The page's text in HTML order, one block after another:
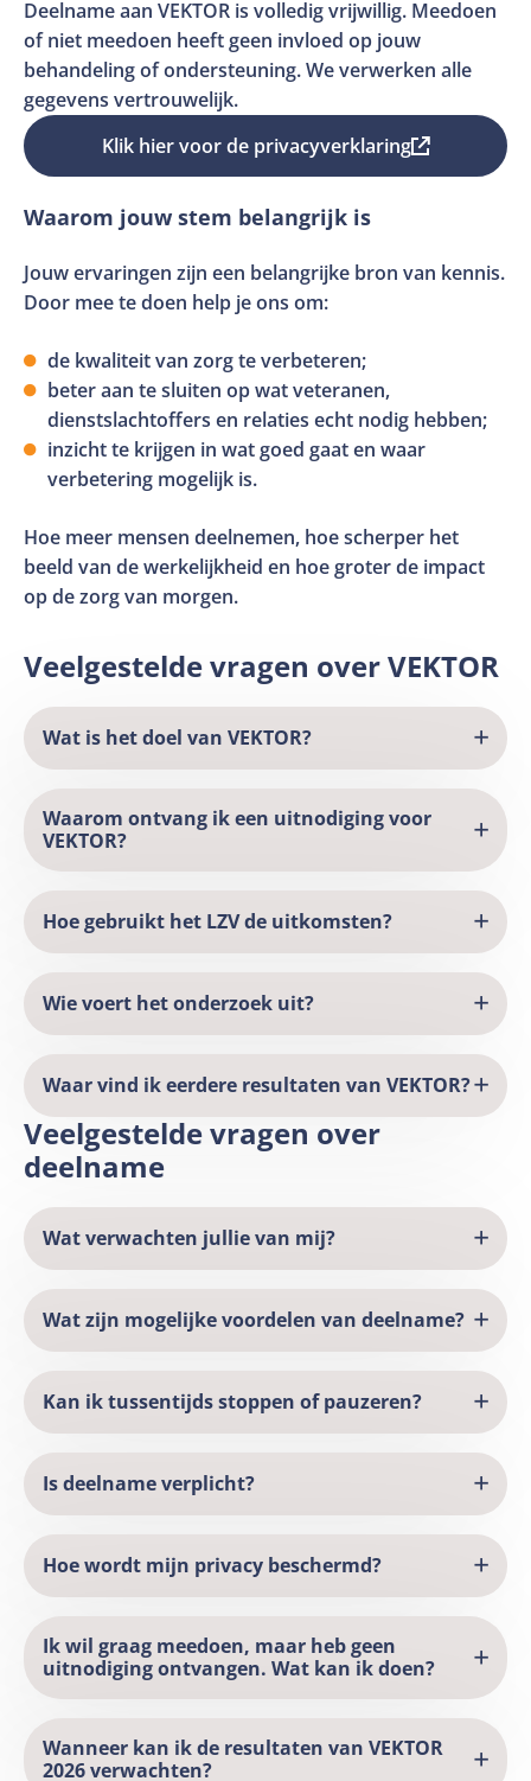
een
nieuw
Deelname aan VEKTOR is volledig vrijwillig. Meedoen
of niet meedoen heeft geen invloed op jouw
behandeling of ondersteuning. We verwerken alle
gegevens vertrouwelijk.
Klik hier voor de privacyverklaring
Deze
opent
in
een
tabblad
en
is
extern
Waarom jouw stem belangrijk is
Jouw ervaringen zijn een belangrijke bron van kennis.
Door mee te doen help je ons om:
de kwaliteit van zorg te verbeteren;
beter aan te sluiten op wat veteranen,
dienstslachtoffers en relaties echt nodig hebben;
inzicht te krijgen in wat goed gaat en waar
verbetering mogelijk is.
Hoe meer mensen deelnemen, hoe scherper het
beeld van de werkelijkheid en hoe groter de impact
op de zorg van morgen.
Veelgestelde vragen over VEKTOR
Wat is het doel van VEKTOR?
Waarom ontvang ik een uitnodiging voor
VEKTOR?
Hoe gebruikt het LZV de uitkomsten?
Wie voert het onderzoek uit?
Waar vind ik eerdere resultaten van VEKTOR?
Veelgestelde vragen over
deelname
Wat verwachten jullie van mij?
Wat zijn mogelijke voordelen van deelname?
Kan ik tussentijds stoppen of pauzeren?
Is deelname verplicht?
Hoe wordt mijn privacy beschermd?
Ik wil graag meedoen, maar heb geen
uitnodiging ontvangen. Wat kan ik doen?
Wanneer kan ik de resultaten van VEKTOR
2026 verwachten?